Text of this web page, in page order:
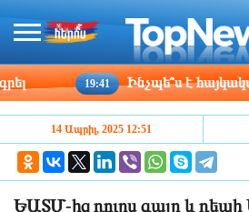
19:41 Ինչպե՞ս է հայկական
14 Ապրիլ, 2025 12:51
ԵԱՏՄ-ից դուրս գալը և դեպի